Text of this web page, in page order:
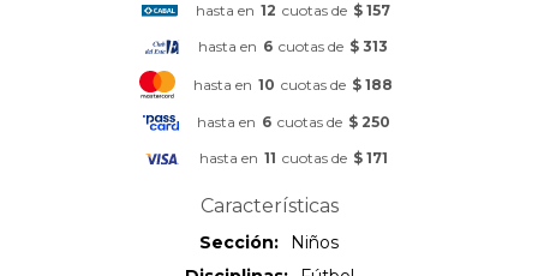
hasta en 12 cuotas de $ 157
hasta en 6 cuotas de $ 313
hasta en 10 cuotas de $ 188
hasta en 6 cuotas de $ 250
hasta en 11 cuotas de $ 171
Características
Sección
Niños